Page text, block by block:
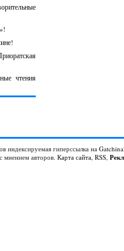
чтения
индексируемая гиперссылка на
мнением авторов. Карта сайта, RSS,